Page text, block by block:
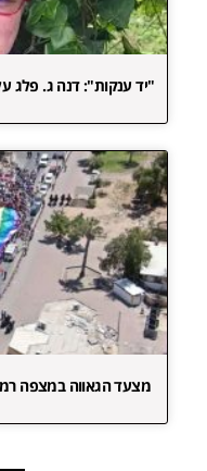
"יד ענקות": דנה ג. פלג
מצעד הגאווה במצפה